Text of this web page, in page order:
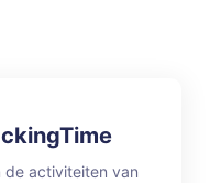
de activiteiten van